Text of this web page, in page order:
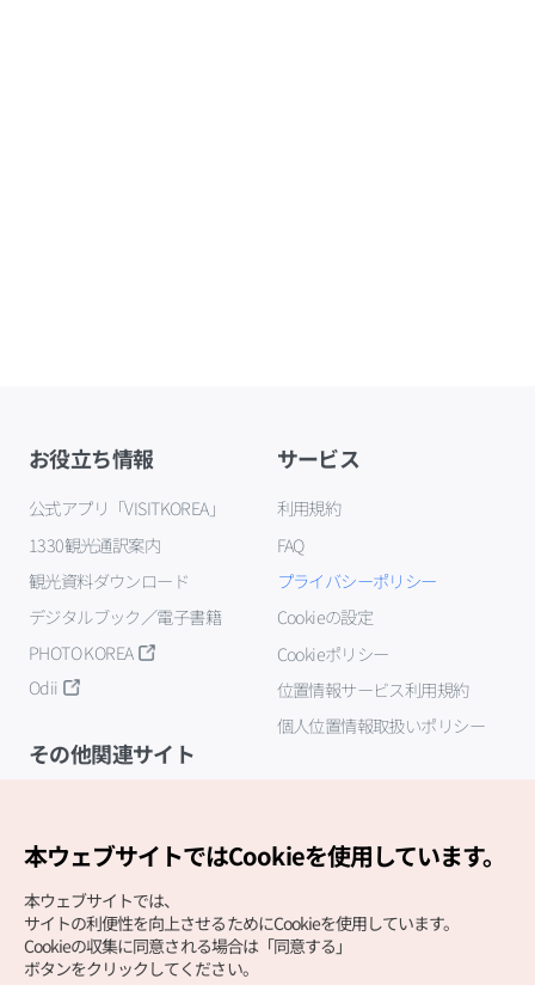
お役立ち情報
公式アプリ「VISITKOREA」
1330観光通訳案内
観光資料ダウンロード
デジタルブック／電子書籍
PHOTO KOREA
Odii
サービス
利用規約
FAQ
プライバシーポリシー
Cookieの設定
Cookieポリシー
位置情報サービス利用規約
個人位置情報取扱いポリシー
その他関連サイト
本ウェブサイトではCookieを使用しています。
本ウェブサイトでは、
サイトの利便性を向上させるためにCookieを使用しています。
Cookieの収集に同意される場合は「同意する」
ボタンをクリックしてください。